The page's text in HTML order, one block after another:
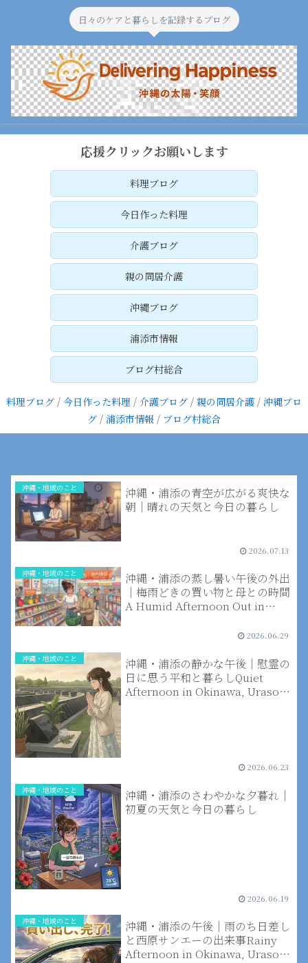
日々のケアと暮らしを記録するブログ
応援クリックお願いします
料理ブログ
今日作った料理
介護ブログ
親の同居介護
沖縄ブログ
浦添市情報
ブログ村総合
料理ブログ / 今日作った料理 / 介護ブログ / 親の同居介護 / 沖縄ブロ
グ / 浦添市情報 / ブログ村総合
沖縄・地域のこと
沖縄・浦添の青空が広がる爽快な
朝｜晴れの天気と今日の暮らし
2026.07.13
沖縄・地域のこと
沖縄・浦添の蒸し暑い午後の外出
｜梅雨どきの買い物と母との時間
A Humid Afternoon Out in
Season Shopping and Time
2026.06.29
沖縄・地域のこと
沖縄・浦添の静かな午後｜慰霊の
日に思う平和と暮らしQuiet
Afternoon in Okinawa, Urasoe
2026.06.23
沖縄・地域のこと
沖縄・浦添のさわやかな夕暮れ｜
初夏の天気と今日の暮らし
2026.06.19
沖縄・地域のこと
沖縄・浦添の午後｜雨のち日差し
と西原サンエーの出来事Rainy
Afternoon in Okinawa, Urasoe |